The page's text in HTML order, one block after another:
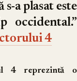
a plasat este
occidental.”
4
4 reprezintă o